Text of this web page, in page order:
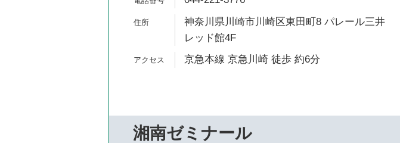
神奈川県川崎市川崎区東田町8 パレール三井
レッド館4F
京急本線 京急川崎 徒歩 約6分
湘南ゼミナール